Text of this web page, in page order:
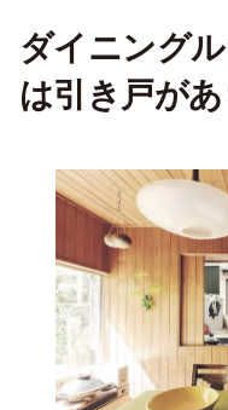
ダイニング
は引き戸があ